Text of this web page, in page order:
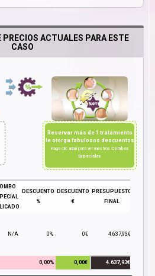
PRECIOS ACTUALES PARA ESTE
CASO
Reservar más de 1 tratamiento
le otorga fabulosos descuentos
Haga clic aquípara ver nuestros Combos
Especiales
DESCUENTO
%
DESCUENTO
€
PRESUPUESTO
FINAL
N/A 0% 0€ 4.637,93€
0,00% 0,00€ 4.637,93€